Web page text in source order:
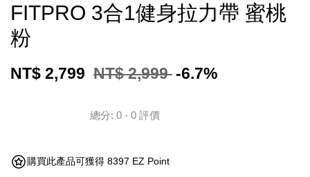
FITPRO 3合1健身拉力帶 蜜桃
粉
NT$ 2,799 NT$ 2,999 -6.7%
總分: 0 - 0 評價
購買此產品可獲得 8397 EZ Point